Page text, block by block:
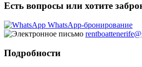
Есть вопросы или хотите
WhatsApp-бронирование
Подробности